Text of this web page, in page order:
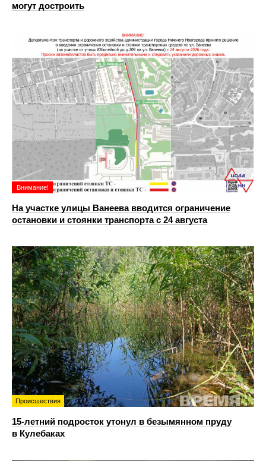
могут достроить
Внимание!
На участке улицы Ванеева вводится ограничение
остановки и стоянки транспорта с 24 августа
Происшествия
15-летний подросток утонул в безымянном пруду
в Кулебаках